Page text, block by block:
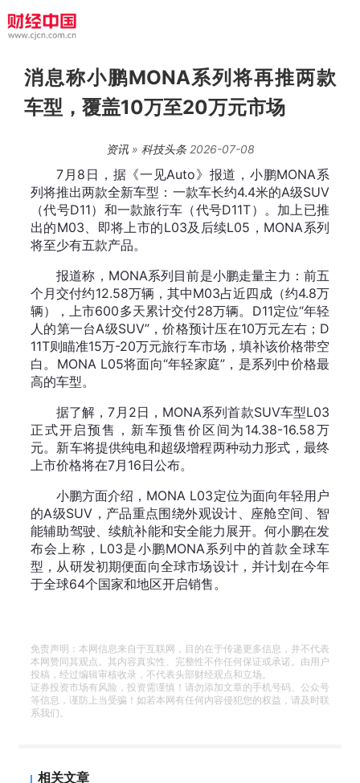
消息称小鹏MONA系列将再推两款
车型，覆盖10万至20万元市场
资讯» 科技头条2026-07-08
7月8日，据《一见Auto》报道，小鹏MONA系
列将推出两款全新车型：一款车长约4.4米的A级SUV
（代号D11）和一款旅行车（代号D11T）。加上已推
出的M03、即将上市的L03及后续L05，MONA系列
将至少有五款产品。
报道称，MONA系列目前是小鹏走量主力：前五
个月交付约12.58万辆，其中M03占近四成（约4.8万
辆），上市600多天累计交付28万辆。D11定位“年轻
人的第一台A级SUV”，价格预计压在10万元左右；D
11T则瞄准15万-20万元旅行车市场，填补该价格带空
白。MONA L05将面向“年轻家庭”，是系列中价格最
高的车型。
据了解，7月2日，MONA系列首款SUV车型L03
正式开启预售，新车预售价区间为14.38-16.58万
元。新车将提供纯电和超级增程两种动力形式，最终
上市价格将在7月16日公布。
小鹏方面介绍，MONA L03定位为面向年轻用户
的A级SUV，产品重点围绕外观设计、座舱空间、智
能辅助驾驶、续航补能和安全能力展开。何小鹏在发
布会上称，L03是小鹏MONA系列中的首款全球车
型，从研发初期便面向全球市场设计，并计划在今年
于全球64个国家和地区开启销售。
免责声明：本网信息来自于互联网，目的在于传递更多信息，并不代表
本网赞同其观点。其内容真实性、完整性不作任何保证或承诺。由用户
投稿，经过编辑审核收录，不代表头部财经观点和立场。
证券投资市场有风险，投资需谨慎！请勿添加文章的手机号码、公众号
等信息，谨防上当受骗！如若本网有任何内容侵犯您的权益，请及时联
系我们。
相关文章